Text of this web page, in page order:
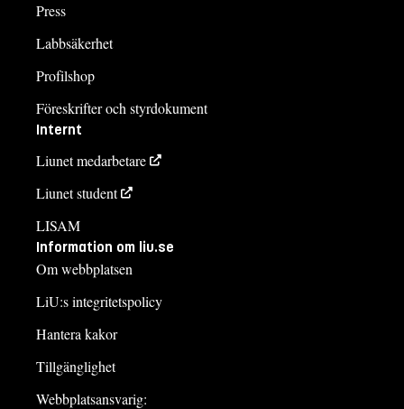
Press
Labbsäkerhet
Profilshop
Föreskrifter och styrdokument
Internt
Liunet medarbetare
Liunet student
LISAM
Information om liu.se
Om webbplatsen
LiU:s integritetspolicy
Hantera kakor
Tillgänglighet
Webbplatsansvarig: